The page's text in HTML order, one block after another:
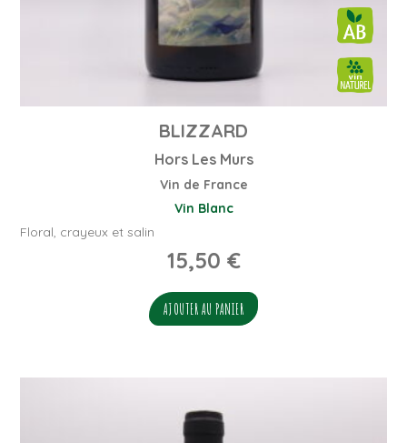
BLIZZARD
Hors Les Murs
Vin de France
Vin Blanc
Floral, crayeux et salin
15,50 €
AJOUTER AU PANIER